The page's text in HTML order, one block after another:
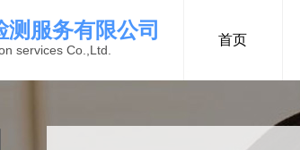
首页
服务有限公司
services Co.,Ltd.